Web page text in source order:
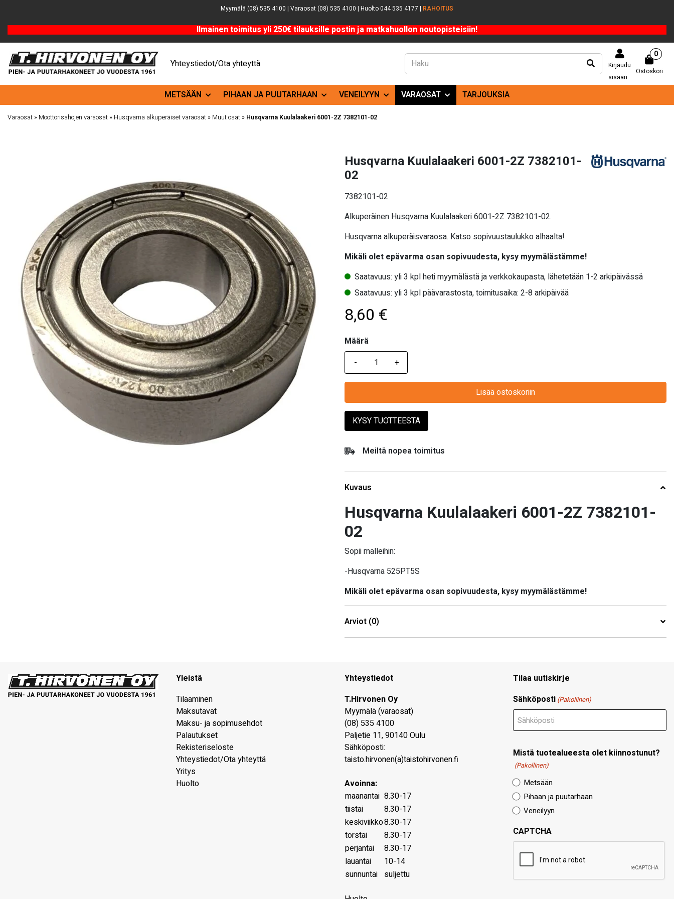
Myymälä (08) 535 4100 | Varaosat (08) 535 4100 | Huolto 044 535 4177 | RAHOITUS
Ilmainen toimitus yli 250€ tilauksille postin ja matkahuollon noutopisteisiin!
Yhteystiedot/Ota yhteyttä
Kirjaudu
sisään
Ostoskori
0
METSÄÄN PIHAAN JA PUUTARHAAN VENEILYYN VARAOSAT TARJOUKSIA
Varaosat » Moottorisahojen varaosat » Husqvarna alkuperäiset varaosat » Muut osat » Husqvarna Kuulalaakeri 6001-2Z 7382101-02
Husqvarna Kuulalaakeri 6001-2Z 7382101-
02
7382101-02
Alkuperäinen Husqvarna Kuulalaakeri 6001-2Z 7382101-02.
Husqvarna alkuperäisvaraosa. Katso sopivuustaulukko alhaalta!
Mikäli olet epävarma osan sopivuudesta, kysy myymälästämme!
Saatavuus: yli 3 kpl heti myymälästä ja verkkokaupasta, lähetetään 1-2 arkipäivässä
Saatavuus: yli 3 kpl päävarastosta, toimitusaika: 2-8 arkipäivää
8,60 €
Määrä
Määrä
Lisää ostoskoriin
KYSY TUOTTEESTA
Meiltä nopea toimitus
Kuvaus
Husqvarna Kuulalaakeri 6001-2Z 7382101-
02
Sopii malleihin:
-Husqvarna 525PT5S
Mikäli olet epävarma osan sopivuudesta, kysy myymälästämme!
Arviot (0)
Yleistä
Tilaaminen
Maksutavat
Maksu- ja sopimusehdot
Palautukset
Rekisteriseloste
Yhteystiedot/Ota yhteyttä
Yritys
Huolto
Yhteystiedot
T.Hirvonen Oy
Myymälä (varaosat)
(08) 535 4100
Paljetie 11,90140Oulu
Sähköposti:
taisto.hirvonen(a)taistohirvonen.fi
Avoinna:
maanantai 8.30-17
tiistai
8.30-17
keskiviikko8.30-17
torstai
8.30-17
perjantai
8.30-17
lauantai
10-14
sunnuntai suljettu
Tilaa uutiskirje
Sähköposti (Pakollinen)
Mistä tuotealueesta olet kiinnostunut?
(Pakollinen)
Metsään
Pihaan ja puutarhaan
Veneilyyn
CAPTCHA